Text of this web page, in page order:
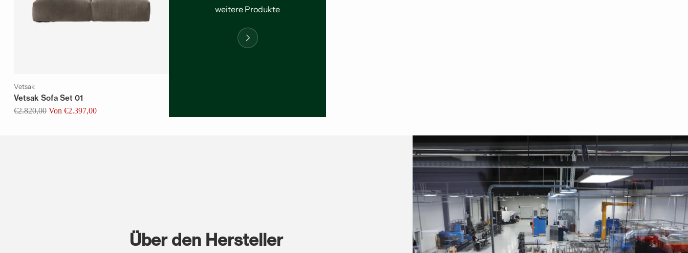
Vetsak
Vetsak Sofa Set 01
Normaler
€2.820,00 Von €2.397,00
weitere Produkte
Über den Hersteller